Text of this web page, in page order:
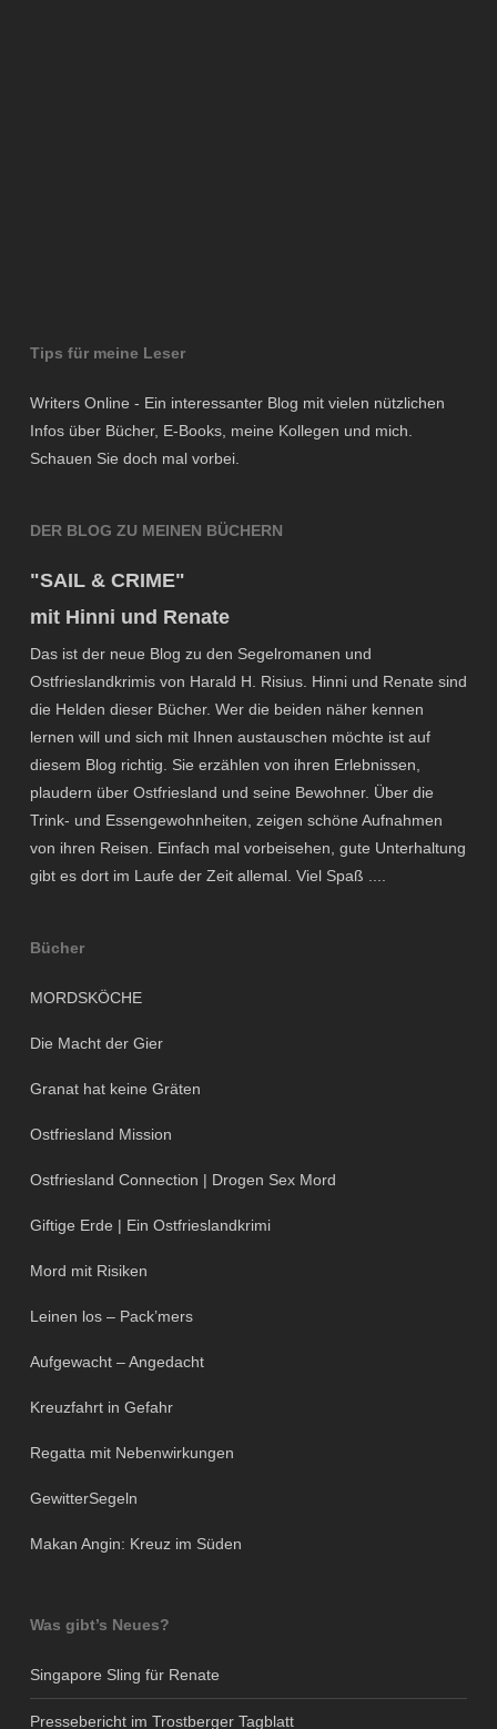
Tips für meine Leser
Writers Online - Ein interessanter Blog mit vielen nützlichen
Infos über Bücher, E-Books, meine Kollegen und mich.
Schauen Sie doch mal vorbei.
DER BLOG ZU MEINEN BÜCHERN
"SAIL & CRIME"
mit Hinni und Renate
Das ist der neue Blog zu den Segelromanen und
Ostfrieslandkrimis von Harald H. Risius. Hinni und Renate sind
die Helden dieser Bücher. Wer die beiden näher kennen
lernen will und sich mit Ihnen austauschen möchte ist auf
diesem Blog richtig. Sie erzählen von ihren Erlebnissen,
plaudern über Ostfriesland und seine Bewohner. Über die
Trink- und Essengewohnheiten, zeigen schöne Aufnahmen
von ihren Reisen. Einfach mal vorbeisehen, gute Unterhaltung
gibt es dort im Laufe der Zeit allemal. Viel Spaß ....
Bücher
MORDSKÖCHE
Die Macht der Gier
Granat hat keine Gräten
Ostfriesland Mission
Ostfriesland Connection | Drogen Sex Mord
Giftige Erde | Ein Ostfrieslandkrimi
Mord mit Risiken
Leinen los – Pack’mers
Aufgewacht – Angedacht
Kreuzfahrt in Gefahr
Regatta mit Nebenwirkungen
GewitterSegeln
Makan Angin: Kreuz im Süden
Was gibt’s Neues?
Singapore Sling für Renate
Pressebericht im Trostberger Tagblatt